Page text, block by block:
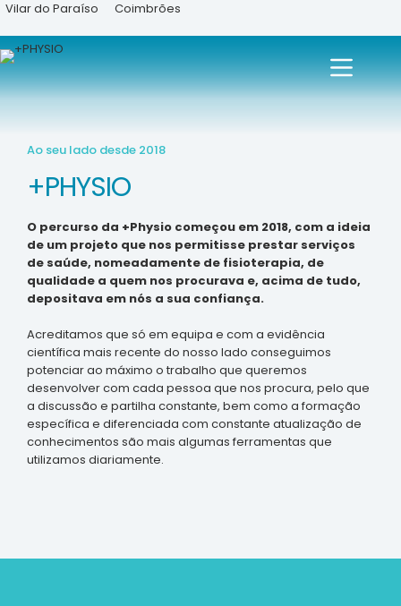
Vilar do Paraíso Coimbrões
Ao seu lado desde 2018
+PHYSIO
O percurso da +Physio começou em 2018, com a ideia
de um projeto que nos permitisse prestar serviços
de saúde, nomeadamente de fisioterapia, de
qualidade a quem nos procurava e, acima de tudo,
depositava em nós a sua confiança.
Acreditamos que só em equipa e com a evidência
científica mais recente do nosso lado conseguimos
potenciar ao máximo o trabalho que queremos
desenvolver com cada pessoa que nos procura, pelo que
a discussão e partilha constante, bem como a formação
específica e diferenciada com constante atualização de
conhecimentos são mais algumas ferramentas que
utilizamos diariamente.